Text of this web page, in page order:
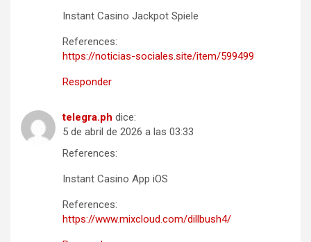
Instant Casino Jackpot Spiele
References:
https://noticias-sociales.site/item/599499
Responder
telegra.ph dice:
5 de abril de 2026 a las 03:33
References:
Instant Casino App iOS
References:
https://www.mixcloud.com/dillbush4/